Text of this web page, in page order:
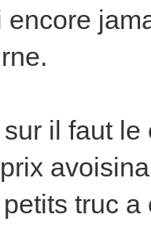
encore
il faut
truc